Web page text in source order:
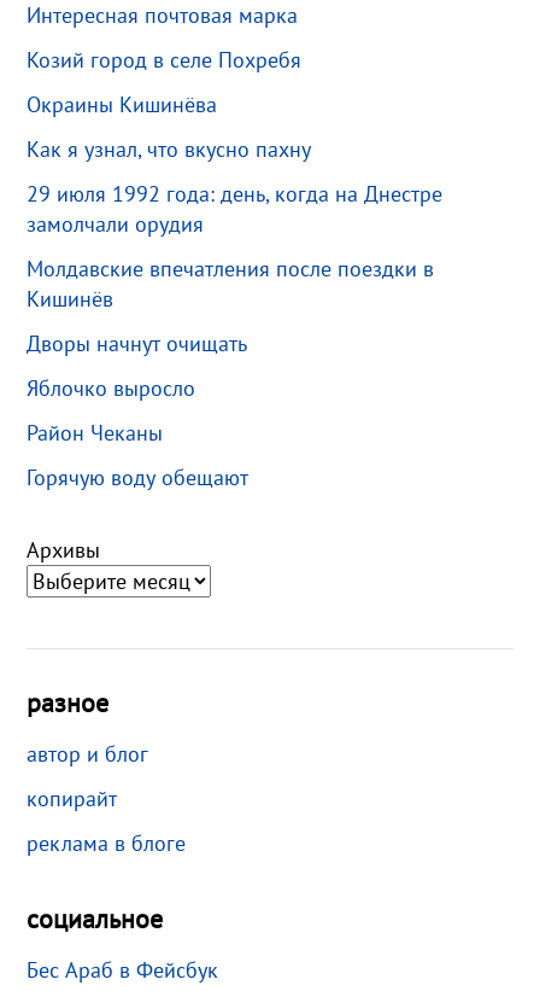
Интересная почтовая марка
Козий город в селе Похребя
Окраины Кишинёва
Как я узнал, что вкусно пахну
29 июля 1992 года: день, когда на Днестре
замолчали орудия
Молдавские впечатления после поездки в
Кишинёв
Дворы начнут очищать
Яблочко выросло
Район Чеканы
Горячую воду обещают
Архивы
разное
автор и блог
копирайт
реклама в блоге
социальное
Бес Араб в Фейсбук